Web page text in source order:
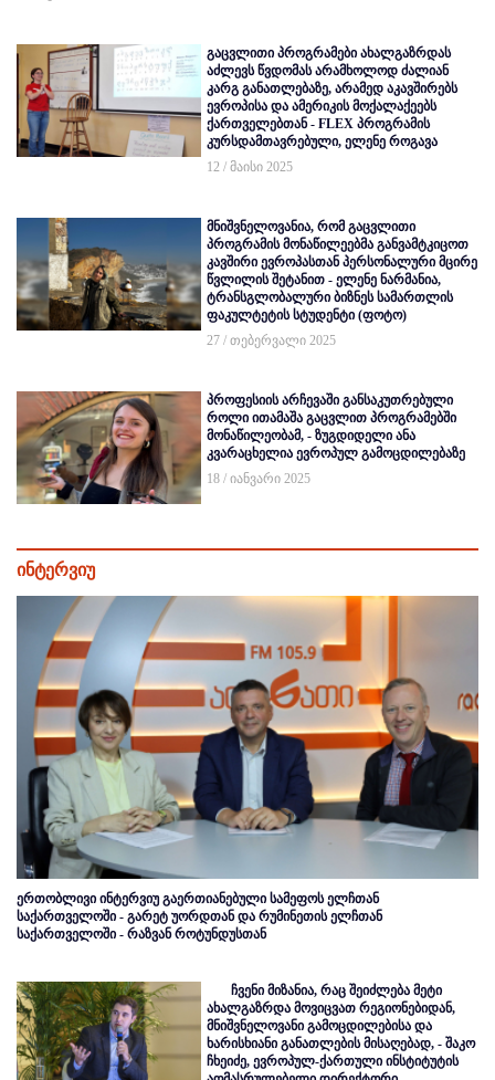
გაცვლითი პროგრამები ახალგაზრდას
აძლევს წვდომას არამხოლოდ ძალიან
კარგ განათლებაზე, არამედ აკავშირებს
ევროპისა და ამერიკის მოქალაქეებს
ქართველებთან - FLEX პროგრამის
კურსდამთავრებული, ელენე როგავა
12 / მაისი 2025
მნიშვნელოვანია, რომ გაცვლითი
პროგრამის მონაწილეებმა განვამტკიცოთ
კავშირი ევროპასთან პერსონალური მცირე
წვლილის შეტანით - ელენე ნარმანია,
ტრანსგლობალური ბიზნეს სამართლის
ფაკულტეტის სტუდენტი (ფოტო)
27 / თებერვალი 2025
პროფესიის არჩევაში განსაკუთრებული
როლი ითამაშა გაცვლით პროგრამებში
მონაწილეობამ, - ზუგდიდელი ანა
კვარაცხელია ევროპულ გამოცდილებაზე
18 / იანვარი 2025
ინტერვიუ
ერთობლივი ინტერვიუ გაერთიანებული სამეფოს ელჩთან
საქართველოში - გარეტ უორდთან და რუმინეთის ელჩთან
საქართველოში - რაზვან როტუნდუსთან
ჩვენი მიზანია, რაც შეიძლება მეტი
ახალგაზრდა მოვიცვათ რეგიონებიდან,
მნიშვნელოვანი გამოცდილებისა და
ხარისხიანი განათლების მისაღებად, - შაკო
ჩხეიძე, ევროპულ-ქართული ინსტიტუტის